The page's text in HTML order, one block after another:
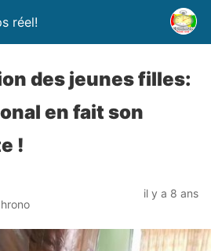
réel!
des jeunes filles:
en fait son
!
il y a 8 ans